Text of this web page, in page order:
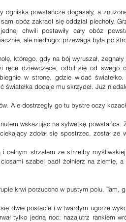
obóz zakradł się oddział piechoty.
chwili postawiły cały obóz
ale niedługo: przewaga była po
ręce dziewczęce, odbił się od swego
w stronę, gdzie widać światełko.
światełka dodaje mu skrzydeł. Już
Ale dostrzegły go tu bystre oczy
zdołał się spostrzec, został ze
szabel padł żołnierz na ziemię, a
skorupie krwi porzucono w pustym polu. Tam,
tylko jedną noc: nazajutrz rankiem